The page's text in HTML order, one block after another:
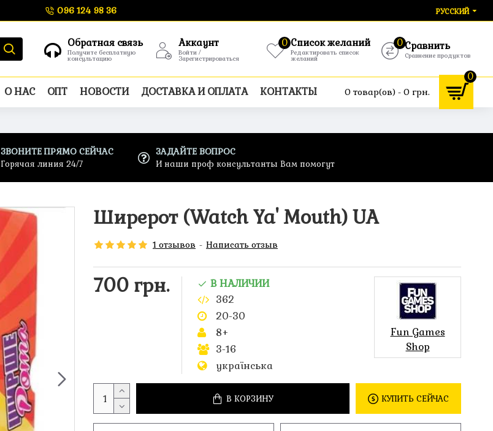
096 124 98 36 РУССКИЙ
Обратная связь
Получите бесплатную
консультацию
Аккаунт
Войти /
Зарегистрироваться
Список желаний
Редактировать список
желаний
0 Сравнить
Сравнение продуктов
0
О НАС ОПТ НОВОСТИ ДОСТАВКА И ОПЛАТА КОНТАКТЫ 0 товар(ов) - 0 грн.
0
ЗВОНИТЕ ПРЯМО СЕЙЧАС
Горячая линия 24/7
ЗАДАЙТЕ ВОПРОС
И наши проф консультанты Вам помогут
Ширерот (Watch Ya' Mouth) UA
1 отзывов - Написать отзыв
700 грн.
В НАЛИЧИИ
362
20-30
8+
3-16
українська
Fun Games
Shop
В КОРЗИНУ КУПИТЬ СЕЙЧАС